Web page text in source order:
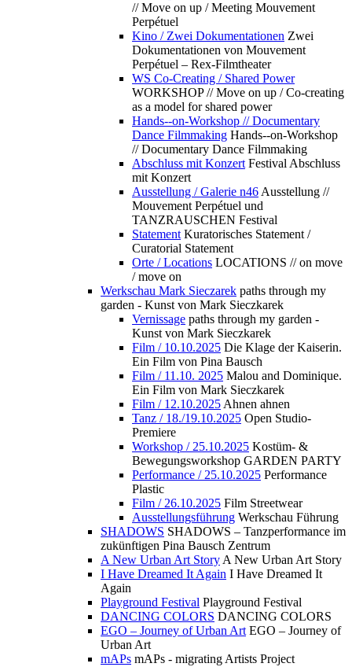
// Move on up / Meeting Mouvement
Perpétuel
Kino / Zwei Dokumentationen Zwei
Dokumentationen von Mouvement
Perpétuel – Rex-Filmtheater
WS Co-Creating / Shared Power
WORKSHOP // Move on up / Co-creating
as a model for shared power
Hands--on-Workshop // Documentary
Dance Filmmaking Hands--on-Workshop
// Documentary Dance Filmmaking
Abschluss mit Konzert Festival Abschluss
mit Konzert
Ausstellung / Galerie n46 Ausstellung //
Mouvement Perpétuel und
TANZRAUSCHEN Festival
Statement Kuratorisches Statement /
Curatorial Statement
Orte / Locations LOCATIONS // on move
/ move on
Werkschau Mark Sieczarek paths through my
garden - Kunst von Mark Sieczkarek
Vernissage paths through my garden -
Kunst von Mark Sieczkarek
Film / 10.10.2025 Die Klage der Kaiserin.
Ein Film von Pina Bausch
Film / 11.10. 2025 Malou and Dominique.
Ein Film von Mark Sieczkarek
Film / 12.10.2025 Ahnen ahnen
Tanz / 18./19.10.2025 Open Studio-
Premiere
Workshop / 25.10.2025 Kostüm- &
Bewegungsworkshop GARDEN PARTY
Performance / 25.10.2025 Performance
Plastic
Film / 26.10.2025 Film Streetwear
Ausstellungsführung Werkschau Führung
SHADOWS SHADOWS – Tanzperformance im
zukünftigen Pina Bausch Zentrum
A New Urban Art Story A New Urban Art Story
I Have Dreamed It Again I Have Dreamed It
Again
Playground Festival Playground Festival
DANCING COLORS DANCING COLORS
EGO – Journey of Urban Art EGO – Journey of
Urban Art
mAPs mAPs - migrating Artists Project